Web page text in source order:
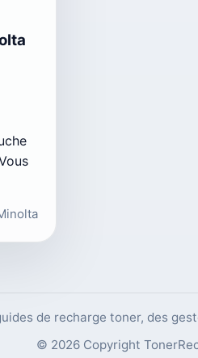
de recharge toner, des
© 2026 Copyright